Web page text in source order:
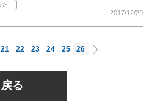
2017/12/29
21 22 23 24 25 26
戻る